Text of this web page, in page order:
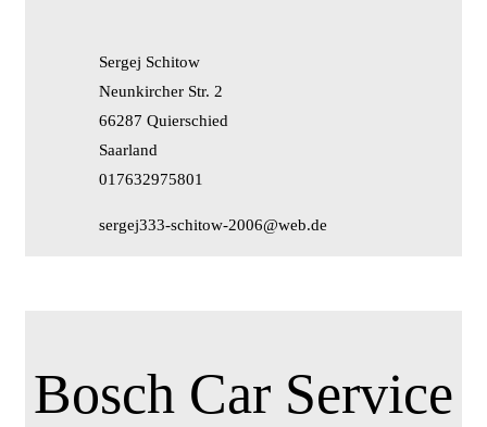
Sergej Schitow
Neunkircher Str. 2
66287 Quierschied
Saarland
017632975801
sergej333-schitow-2006@web.de
Bosch Car Service